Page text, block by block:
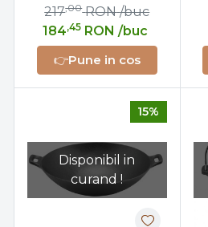
184,45 RON /buc
217,00 RON /buc
👉Pune in cos
Disponibil in
curand !
15%